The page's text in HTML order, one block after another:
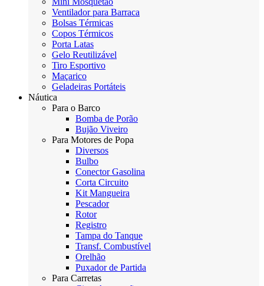
Ventilador para Barraca
Bolsas Térmicas
Copos Térmicos
Porta Latas
Gelo Reutilizável
Tiro Esportivo
Maçarico
Geladeiras Portáteis
Náutica
Para o Barco
Bomba de Porão
Bujão Viveiro
Para Motores de Popa
Diversos
Bulbo
Conector Gasolina
Corta Circuito
Kit Mangueira
Pescador
Rotor
Registro
Tampa do Tanque
Transf. Combustível
Orelhão
Puxador de Partida
Para Carretas